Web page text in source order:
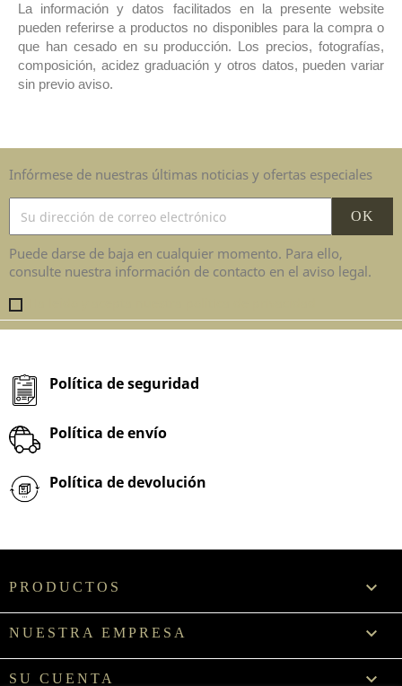
La información y datos facilitados en la presente website
pueden referirse a productos no disponibles para la compra o
que han cesado en su producción. Los precios, fotografías,
composición, acidez graduación y otros datos, pueden variar
sin previo aviso.
Infórmese de nuestras últimas noticias y ofertas especiales
Puede darse de baja en cualquier momento. Para ello,
consulte nuestra información de contacto en el aviso legal.
Política de seguridad
Política de envío
Política de devolución
PRODUCTOS 
NUESTRA EMPRESA 
SU CUENTA 